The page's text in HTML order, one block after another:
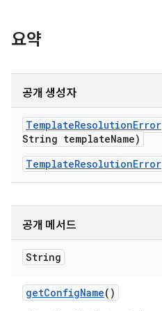
요약
공개 생성자
TemplateResolutionError
String templateName)
TemplateResolutionError
공개 메서드
String
getConfigName()